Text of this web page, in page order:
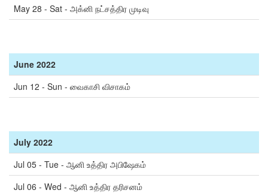
May 28 - Sat - அக்னி நட்சத்திர முடிவு
June 2022
Jun 12 - Sun - வைகாசி விசாகம்
July 2022
Jul 05 - Tue - ஆனி உத்திர அபிஷேகம்
Jul 06 - Wed - ஆனி உத்திர தரிசனம்